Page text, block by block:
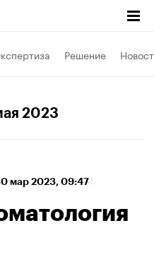
Решение
2023
мар 2023, 09:47